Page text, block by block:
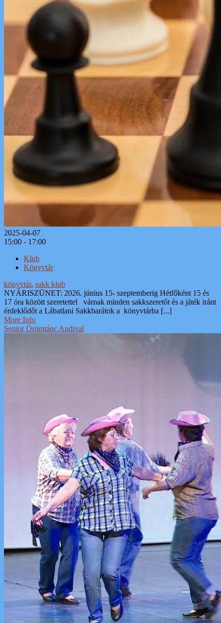
2025-04-07
15:00 - 17:00
Klub
Könyvtár
könyvtár, sakk klub
NYÁRISZÜNET: 2026. június 15- szeptemberig Hétfőként 15 és
17 óra között szeretettel várnak minden sakkszeretőt és a játék iránt
érdeklődőt a Lábatlani Sakkbarátok a könyvtárba [...]
More Info
Senior Örömtánc Andival